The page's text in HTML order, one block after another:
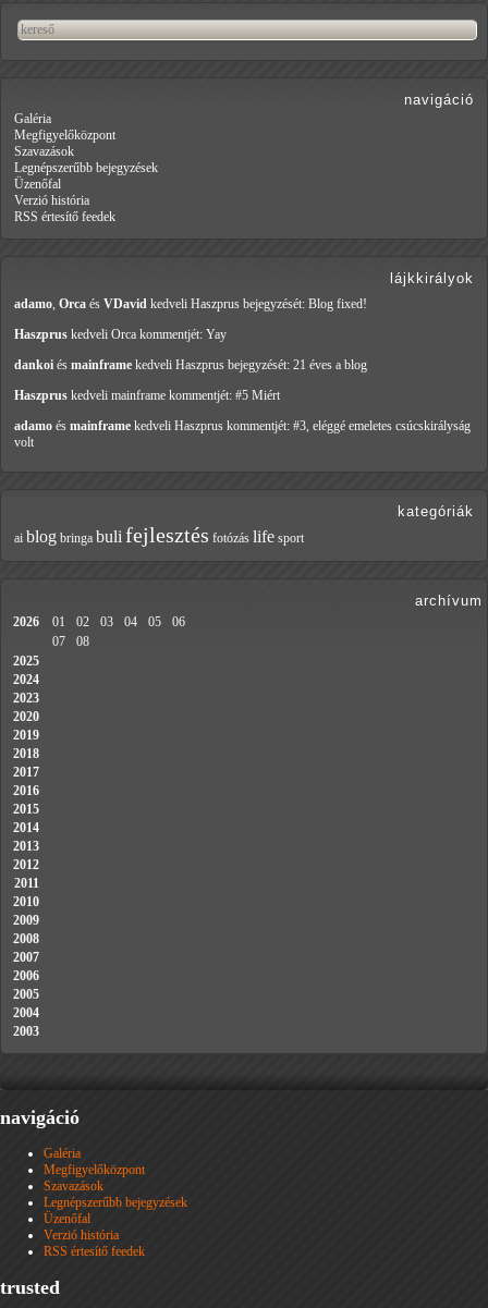
navigáció
Galéria
Megfigyelőközpont
Szavazások
Legnépszerűbb bejegyzések
Üzenőfal
Verzió história
RSS értesítő feedek
lájkkirályok
adamo, Orca és VDavid kedveli Haszprus bejegyzését: Blog fixed!
Haszprus kedveli Orca kommentjét: Yay
dankoi és mainframe kedveli Haszprus bejegyzését: 21 éves a blog
Haszprus kedveli mainframe kommentjét: #5 Miért
adamo és mainframe kedveli Haszprus kommentjét: #3, eléggé emeletes csúcskirályság
volt
kategóriák
ai blog bringa buli fejlesztés fotózás life sport
archívum
2026 01 02 03 04 05
06
07
08
2025
2024
2023
2020
2019
2018
2017
2016
2015
2014
2013
2012
2011
2010
2009
2008
2007
2006
2005
2004
2003
navigáció
Galéria
Megfigyelőközpont
Szavazások
Legnépszerűbb bejegyzések
Üzenőfal
Verzió história
RSS értesítő feedek
trusted